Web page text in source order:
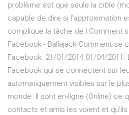
problème est que seule la cible
capable de dire si l'approximation
complique la tâche de l Comment
Facebook - Ballajack Comment se
Facebook. 21/01/2014 01/04/2011.
Facebook qui se connectent sur
automatiquement visibles sur le
monde. Il sont en-ligne (Online) ce
contacts et amis les voient et